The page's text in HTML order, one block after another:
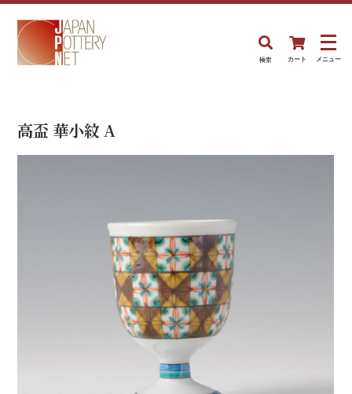
検索 カート メニュー
高盃 華小紋 A